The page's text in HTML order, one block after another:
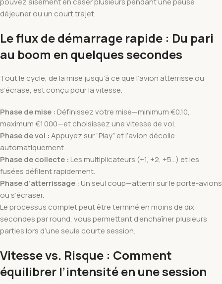
déjeuner ou un court trajet.
Le flux de démarrage rapide : Du pari
au boom en quelques secondes
Tout le cycle, de la mise jusqu’à ce que l’avion atterrisse ou
s’écrase, est conçu pour la vitesse.
Phase de mise : Définissez votre mise—minimum €0.10,
maximum €1 000—et choisissez une vitesse de vol.
Phase de vol :Appuyez sur “Play” et l’avion décolle
automatiquement.
Phase de collecte : Les multiplicateurs (+1, +2, +5…) et les
fusées défilent rapidement.
Phase d’atterrissage : Un seul coup—atterrir sur le porte-avions
ou s’écraser.
Le processus complet peut être terminé en moins de dix
secondes par round, vous permettant d’enchaîner plusieurs
parties lors d’une seule courte session.
Vitesse vs. Risque : Comment
équilibrer l’intensité en une session